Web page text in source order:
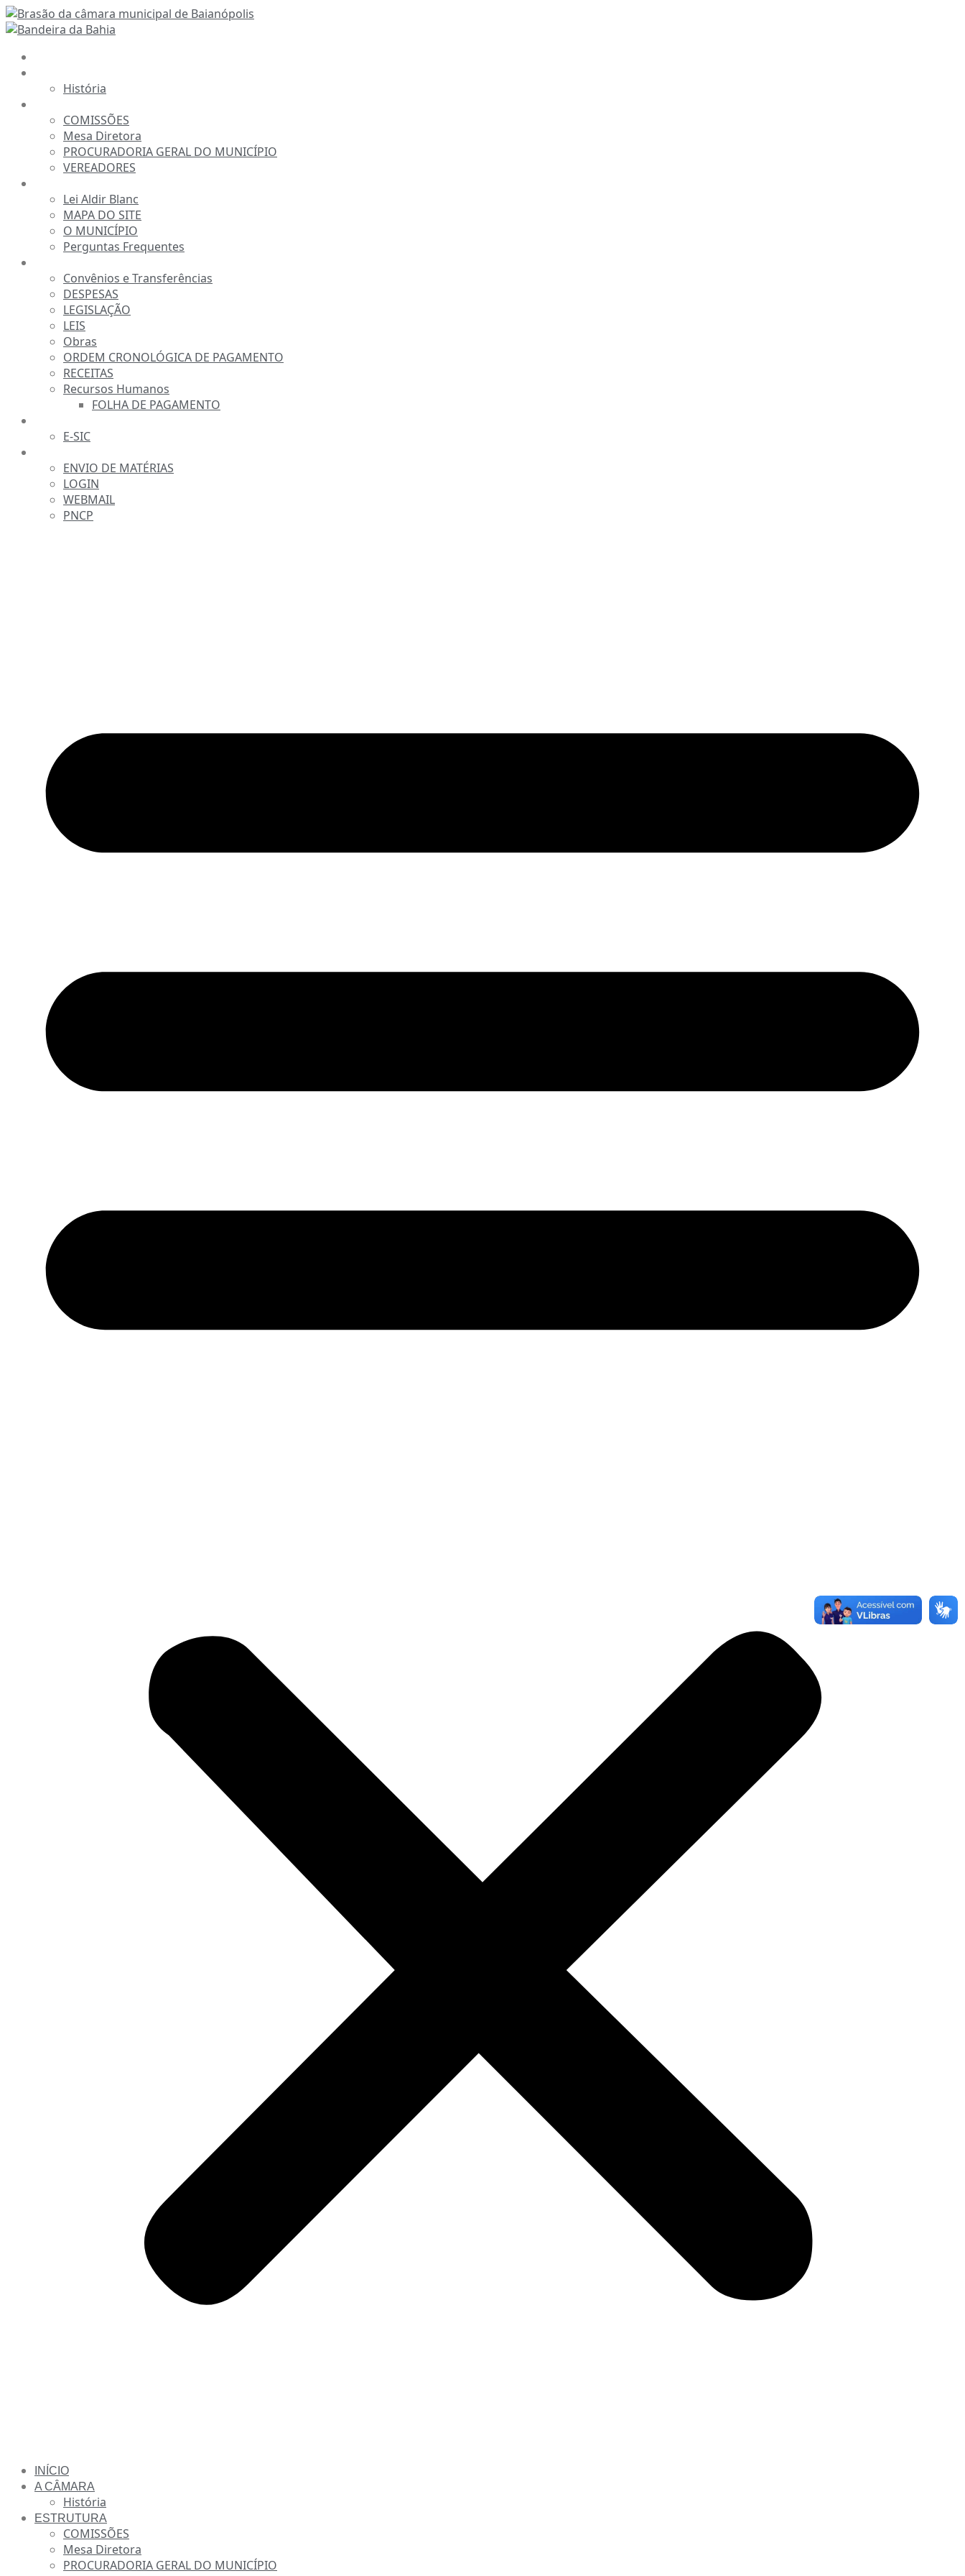
Ir
para
conteúdo
História
COMISSÕES
Mesa Diretora
PROCURADORIA GERAL DO MUNICÍPIO
VEREADORES
Lei Aldir Blanc
MAPA DO SITE
O MUNICÍPIO
Perguntas Frequentes
Convênios e Transferências
DESPESAS
LEGISLAÇÃO
LEIS
Obras
ORDEM CRONOLÓGICA DE PAGAMENTO
RECEITAS
Recursos Humanos
FOLHA DE PAGAMENTO
E-SIC
ENVIO DE MATÉRIAS
LOGIN
WEBMAIL
PNCP
INÍCIO
A CÂMARA
História
ESTRUTURA
COMISSÕES
Mesa Diretora
PROCURADORIA GERAL DO MUNICÍPIO